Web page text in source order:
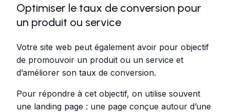
Optimiser le taux de conversion pour
un produit ou service
Votre site web peut également avoir pour objectif
de promouvoir un produit ou un service et
d’améliorer son taux de conversion.
Pour répondre à cet objectif, on utilise souvent
une landing page : une page conçue autour d’une